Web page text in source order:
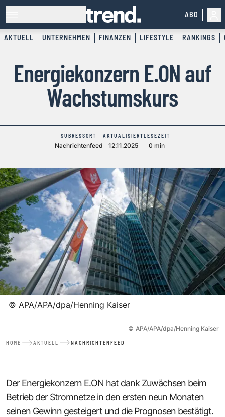
ABO
AKTUELL UNTERNEHMEN FINANZEN LIFESTYLE RANKINGS
Energiekonzern E.ON auf
Wachstumskurs
SUBRESSORT
Nachrichtenfeed
AKTUALISIERT
12.11.2025
LESEZEIT
0 min
© APA/APA/dpa/Henning Kaiser
© APA/APA/dpa/Henning Kaiser
HOME AKTUELL NACHRICHTENFEED
Der Energiekonzern E.ON hat dank Zuwächsen beim
Betrieb der Stromnetze in den ersten neun Monaten
seinen Gewinn gesteigert und die Prognosen bestätigt.